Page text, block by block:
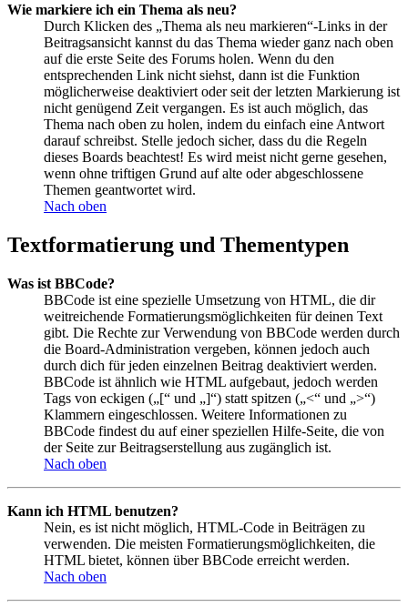
Wie markiere ich ein Thema als neu?
Durch Klicken des „Thema als neu markieren“-Links in der
Beitragsansicht kannst du das Thema wieder ganz nach oben
auf die erste Seite des Forums holen. Wenn du den
entsprechenden Link nicht siehst, dann ist die Funktion
möglicherweise deaktiviert oder seit der letzten Markierung ist
nicht genügend Zeit vergangen. Es ist auch möglich, das
Thema nach oben zu holen, indem du einfach eine Antwort
darauf schreibst. Stelle jedoch sicher, dass du die Regeln
dieses Boards beachtest! Es wird meist nicht gerne gesehen,
wenn ohne triftigen Grund auf alte oder abgeschlossene
Themen geantwortet wird.
Nach oben
Textformatierung und Thementypen
Was ist BBCode?
BBCode ist eine spezielle Umsetzung von HTML, die dir
weitreichende Formatierungsmöglichkeiten für deinen Text
gibt. Die Rechte zur Verwendung von BBCode werden durch
die Board-Administration vergeben, können jedoch auch
durch dich für jeden einzelnen Beitrag deaktiviert werden.
BBCode ist ähnlich wie HTML aufgebaut, jedoch werden
Tags von eckigen („[“ und „]“) statt spitzen („<“ und „>“)
Klammern eingeschlossen. Weitere Informationen zu
BBCode findest du auf einer speziellen Hilfe-Seite, die von
der Seite zur Beitragserstellung aus zugänglich ist.
Nach oben
Kann ich HTML benutzen?
Nein, es ist nicht möglich, HTML-Code in Beiträgen zu
verwenden. Die meisten Formatierungsmöglichkeiten, die
HTML bietet, können über BBCode erreicht werden.
Nach oben